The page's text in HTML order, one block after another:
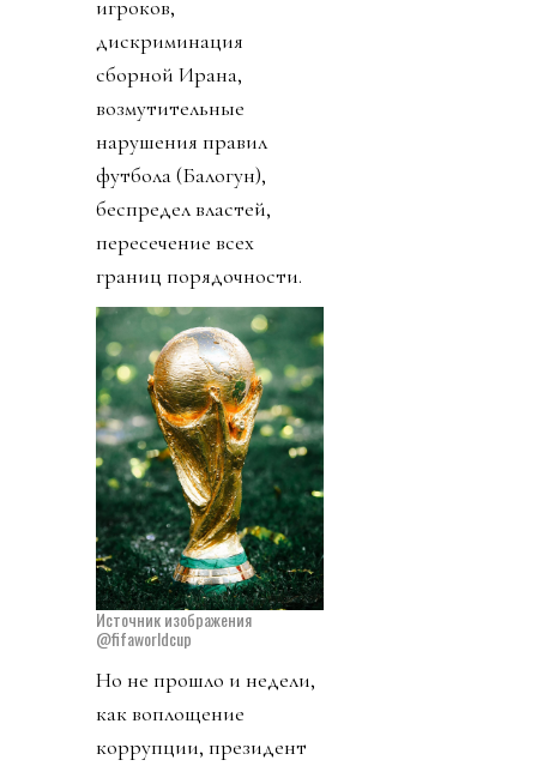
игроков,
дискриминация
сборной Ирана,
возмутительные
нарушения правил
футбола (Балогун),
беспредел властей,
пересечение всех
границ порядочности.
Источник изображения
@fifaworldcup
Но не прошло и недели,
как воплощение
коррупции, президент